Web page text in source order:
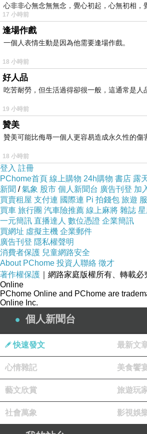
心非非心無念無無念，覺心初起，心無初相，
17 小時前
逢場作戲
一個人表情生動是因為他需要逢場作戲。
18 小時前
好人品
吃苦耐勞，但生活過得卻很一般，這通常是人
19 小時前
贊美
贊美可能比侮辱一個人更容易造成永久性的傷
18 小時前
登入 註冊
PChome首頁 線上購物 24h購物 書店 露
新聞 /氣象 股市 個人新聞台 廣告刊登 加
買賣租屋 支付連 國際連 Pi 拍錢包 旅遊
買車 旅行團 汽車險推薦 線上麻將 雜誌
一元簡訊 直播達人 數位憑證 企業簡訊
買網址 虛擬主機 企業郵件
廣告刊登 隱私權聲明
消費者保護 兒童網路安全
About PChome 投資人聯絡 徵才
著作權保護 ｜網路家庭版權所有、轉載必
Online
PChome Online and PChome are
Online Inc.
個人新聞台
快速發文 最新文
心情雜記 美食饗
藝文欣賞 旅遊玩
社會萬象 影視娛